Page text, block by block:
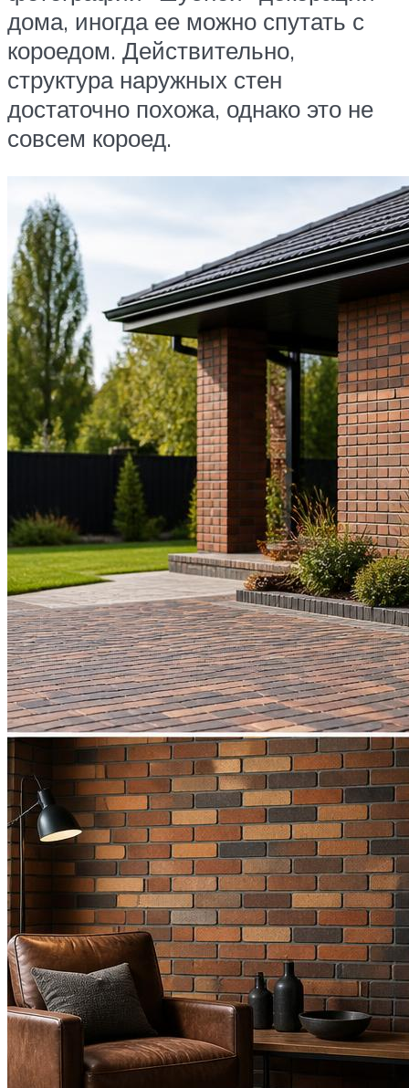
дома, иногда ее можно спутать с
короедом. Действительно,
структура наружных стен
достаточно похожа, однако это не
совсем короед.